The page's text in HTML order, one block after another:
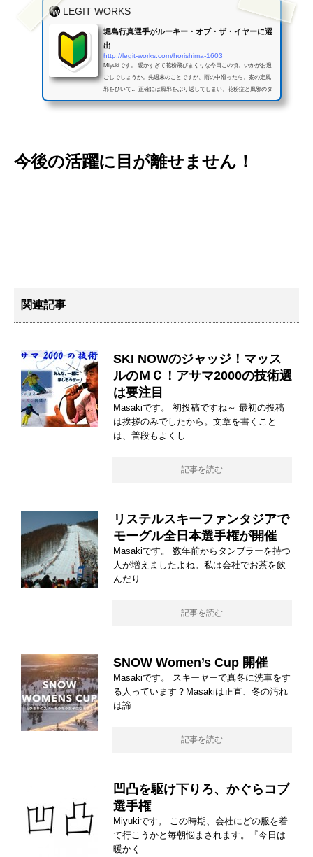
LEGIT WORKS
堀島行真選手がルーキー・オブ・ザ・イヤーに選
出
http://legit-works.com/horishima-1603
Miyukiです。 暖かすぎて花粉飛びまくりな今日この頃、いかがお過
ごしでしょうか。先週末のことですが、雨の中滑ったら、案の定風
邪をひいて… 正確には風邪をぶり返してしまい、花粉症と風邪のダ
ブルパンチをくらってます。 今週末、ホームゲレンデの草大会なの
ー...
今後の活躍に目が離せません！
関連記事
SKI NOWのジャッジ！マッス
ルのＭＣ！アサマ2000の技術選
は要注目
Masakiです。 初投稿ですね～ 最初の投稿
は挨拶のみでしたから。文章を書くこと
は、普段もよくし
記事を読む
リステルスキーファンタジアで
モーグル全日本選手権が開催
Masakiです。 数年前からタンブラーを持つ
人が増えましたよね。私は会社でお茶を飲
んだり
記事を読む
SNOW Women’s Cup 開催
Masakiです。 スキーヤーで真冬に洗車をす
る人っています？Masakiは正直、冬の汚れ
は諦
記事を読む
凹凸を駆け下りろ、かぐらコブ
選手権
Miyukiです。 この時期、会社にどの服を着
て行こうかと毎朝悩まされます。『今日は
暖かく